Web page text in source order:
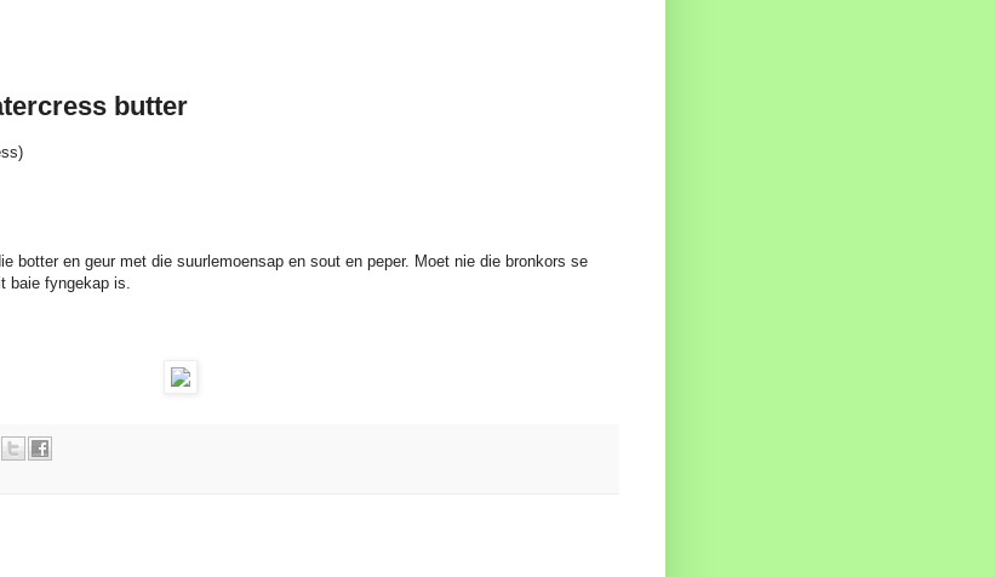
butter
botter en geur met die suurlemoensap en sout en peper. Moet nie die bronkors se
baie fyngekap is.